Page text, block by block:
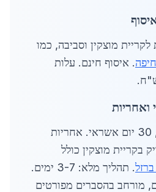
24 שעות לקריית מוצקין וסביבה, כמו
. איסוף חינם. עלות
תשלום 70% בהגעה, 30 יום אשראי. אחריות
בקריית מוצקין כולל
. תהליך מלא: 3-7 ימים.
1350 מילים, מורחב בהסברים מפורטים